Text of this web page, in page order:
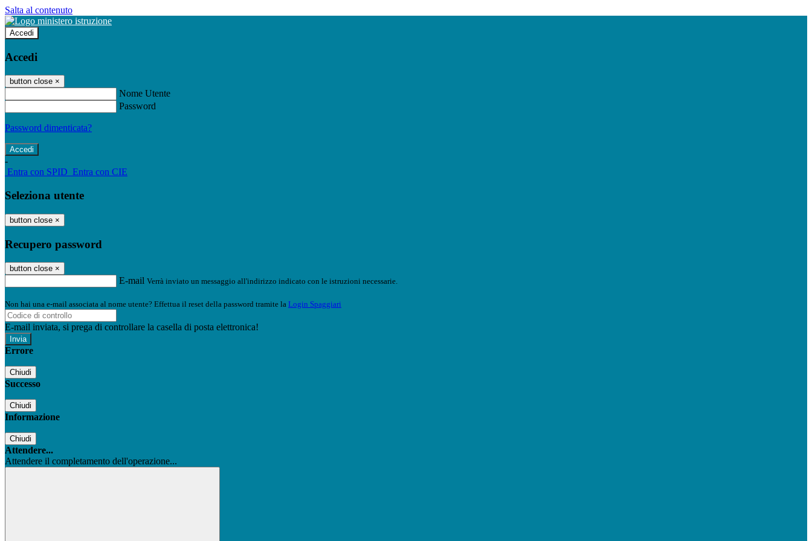
Salta al contenuto
Accedi
Accedi
button close ×
Nome Utente
Password
Password dimenticata?
-
Entra con SPID Entra con CIE
Seleziona utente
button close ×
Recupero password
button close ×
E-mail Verrà inviato un messaggio all'indirizzo indicato con le istruzioni necessarie.
Non hai una e-mail associata al nome utente? Effettua il reset della password tramite la Login Spaggiari
E-mail inviata, si prega di controllare la casella di posta elettronica!
Errore
Chiudi
Successo
Chiudi
Informazione
Chiudi
Attendere...
Attendere il completamento dell'operazione...